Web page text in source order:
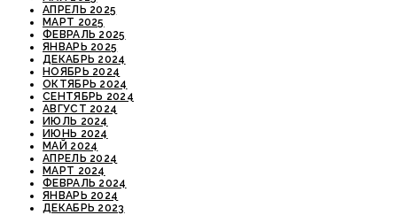
АПРЕЛЬ 2025
МАРТ 2025
ФЕВРАЛЬ 2025
ЯНВАРЬ 2025
ДЕКАБРЬ 2024
НОЯБРЬ 2024
ОКТЯБРЬ 2024
СЕНТЯБРЬ 2024
АВГУСТ 2024
ИЮЛЬ 2024
ИЮНЬ 2024
МАЙ 2024
АПРЕЛЬ 2024
МАРТ 2024
ФЕВРАЛЬ 2024
ЯНВАРЬ 2024
ДЕКАБРЬ 2023